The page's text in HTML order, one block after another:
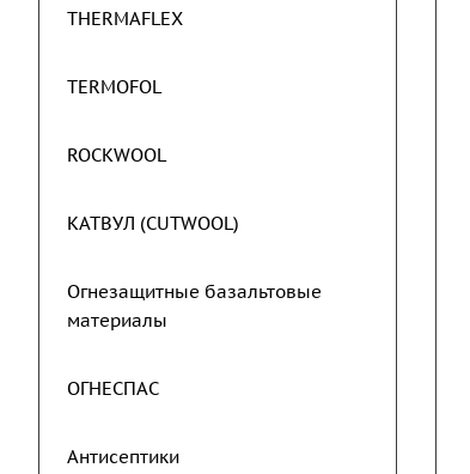
THERMAFLEX
TERMOFOL
ROCKWOOL
КАТВУЛ (CUTWOOL)
Огнезащитные базальтовые
материалы
ОГНЕСПАС
Антисептики